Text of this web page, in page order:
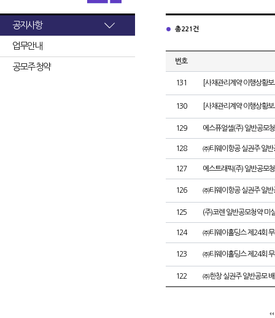
공지사항
업무안내
공모주 청약
총 221건
번호
131 [사채관리계약 이행상황
130 [사채관리계약 이행상황
129 에스퓨얼셀(주) 일반공모
128 ㈜티웨이항공 실권주 일반
127 에스트래픽(주) 일반공모
126 ㈜티웨이항공 실권주 일반
125 (주)코렌 일반공모청약 미
124 ㈜티웨이홀딩스 제24회
123 ㈜티웨이홀딩스 제24회
122 ㈜한창 실권주 일반공모